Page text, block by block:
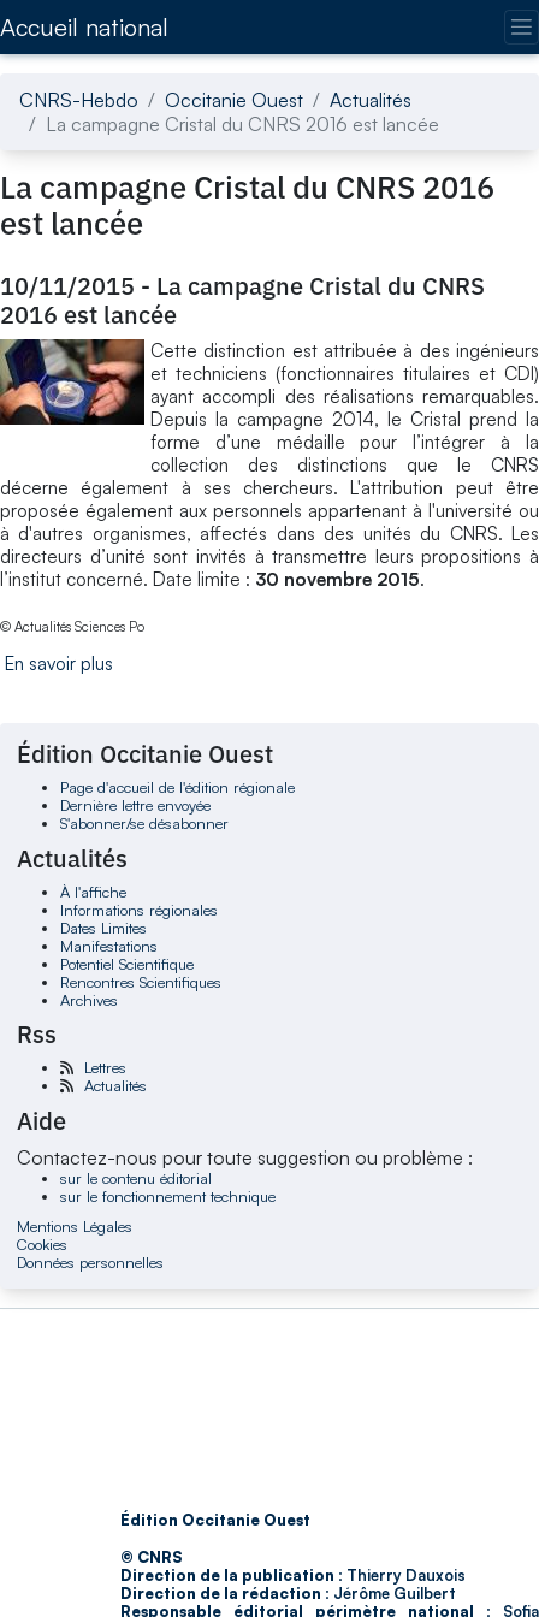
Accueil national
CNRS-Hebdo Occitanie Ouest
Actualités
La campagne Cristal du CNRS 2016 est lancée
La campagne Cristal du CNRS 2016
est lancée
10/11/2015 - La campagne Cristal du CNRS
2016 est lancée
Cette distinction est attribuée à des ingénieurs
et techniciens (fonctionnaires titulaires et CDI)
ayant accompli des réalisations remarquables.
Depuis la campagne 2014, le Cristal prend la
forme d’une médaille pour l’intégrer à la
collection des distinctions que le CNRS
décerne également à ses chercheurs. L'attribution peut être
proposée également aux personnels appartenant à l'université ou
à d'autres organismes, affectés dans des unités du CNRS. Les
directeurs d’unité sont invités à transmettre leurs propositions à
l’institut concerné. Date limite : 30 novembre 2015.
© Actualités Sciences Po
En savoir plus
Édition Occitanie Ouest
Page d'accueil de l'édition régionale
Dernière lettre envoyée
S'abonner/se désabonner
Actualités
À l'affiche
Informations régionales
Dates Limites
Manifestations
Potentiel Scientifique
Rencontres Scientifiques
Archives
Rss
Lettres
Actualités
Aide
Contactez-nous pour toute suggestion ou problème :
sur le contenu éditorial
sur le fonctionnement technique
Mentions Légales
Cookies
Données personnelles
Édition Occitanie Ouest
© CNRS
Direction de la publication : Thierry Dauxois
Direction de la rédaction : Jérôme Guilbert
Responsable éditorial périmètre national : Sofia